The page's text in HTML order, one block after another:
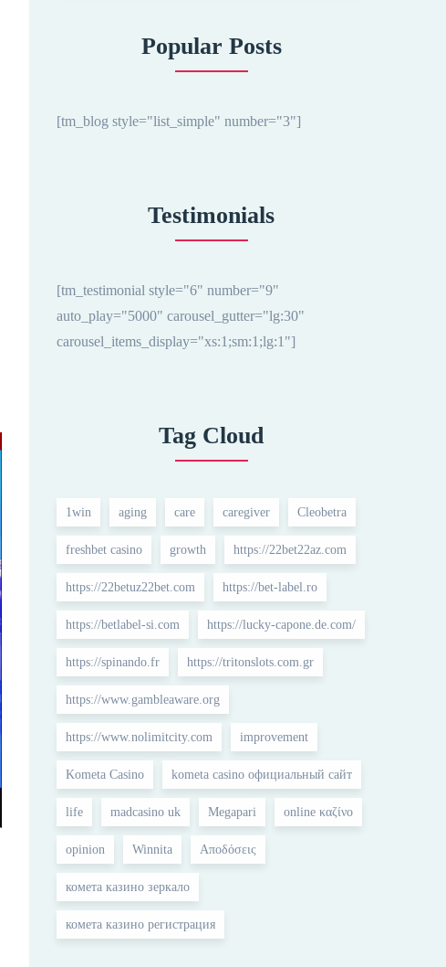
Popular Posts
[tm_blog style="list_simple" number="3"]
Testimonials
[tm_testimonial style="6" number="9"
auto_play="5000" carousel_gutter="lg:30"
carousel_items_display="xs:1;sm:1;lg:1"]
Tag Cloud
1win aging care caregiver Cleobetra
freshbet casino growth https://22bet22az.com
https://22betuz22bet.com https://bet-label.ro
https://betlabel-si.com https://lucky-capone.de.com/
https://spinando.fr https://tritonslots.com.gr
https://www.gambleaware.org
https://www.nolimitcity.com improvement
Kometa Casino kometa casino официальный сайт
life madcasino uk Megapari online καζίνο
opinion Winnita Αποδόσεις
комета казино зеркало
комета казино регистрация